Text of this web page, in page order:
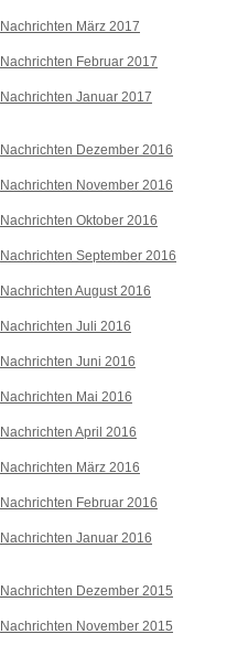
Nachrichten März 2017
Nachrichten Februar 2017
Nachrichten Januar 2017
Nachrichten Dezember 2016
Nachrichten November 2016
Nachrichten Oktober 2016
Nachrichten September 2016
Nachrichten August 2016
Nachrichten Juli 2016
Nachrichten Juni 2016
Nachrichten Mai 2016
Nachrichten April 2016
Nachrichten März 2016
Nachrichten Februar 2016
Nachrichten Januar 2016
Nachrichten Dezember 2015
Nachrichten November 2015